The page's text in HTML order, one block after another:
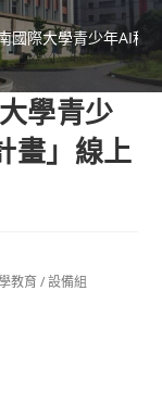
國際大學青少年AI程
學青少
畫」線上
教育 / 設備組